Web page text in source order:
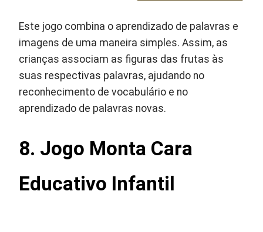
Este jogo combina o aprendizado de palavras e
imagens de uma maneira simples. Assim, as
crianças associam as figuras das frutas às
suas respectivas palavras, ajudando no
reconhecimento de vocabulário e no
aprendizado de palavras novas.
8. Jogo Monta Cara
Educativo Infantil